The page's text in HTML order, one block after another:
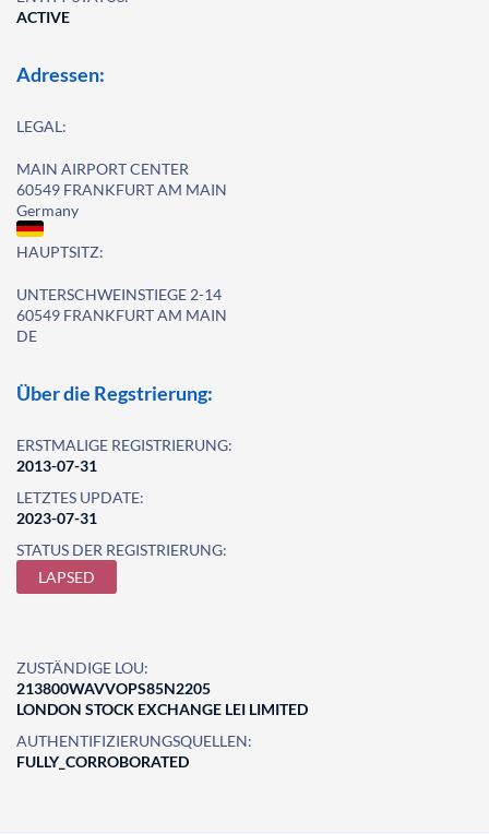
ACTIVE
Adressen:
LEGAL:
MAIN AIRPORT CENTER
60549 FRANKFURT AM MAIN
Germany
HAUPTSITZ:
UNTERSCHWEINSTIEGE 2-14
60549 FRANKFURT AM MAIN
DE
Über die Regstrierung:
ERSTMALIGE REGISTRIERUNG:
2013-07-31
LETZTES UPDATE:
2023-07-31
STATUS DER REGISTRIERUNG:
LAPSED
ZUSTÄNDIGE LOU:
213800WAVVOPS85N2205
LONDON STOCK EXCHANGE LEI LIMITED
AUTHENTIFIZIERUNGSQUELLEN:
FULLY_CORROBORATED